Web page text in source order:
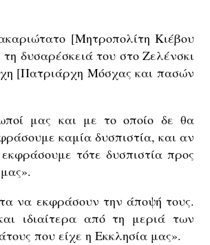
[Μητροπολίτη Κιέβου
δυσαρέσκειά του στο Ζελένσκι
[Πατριάρχη Μόσχας και πασών
μας και με το οποίο δε θα
καμία δυσπιστία, και αν
τότε δυσπιστία προς
να εκφράσουν την άποψή τους.
ιδιαίτερα από τη μεριά των
που είχε η Εκκλησία μας».